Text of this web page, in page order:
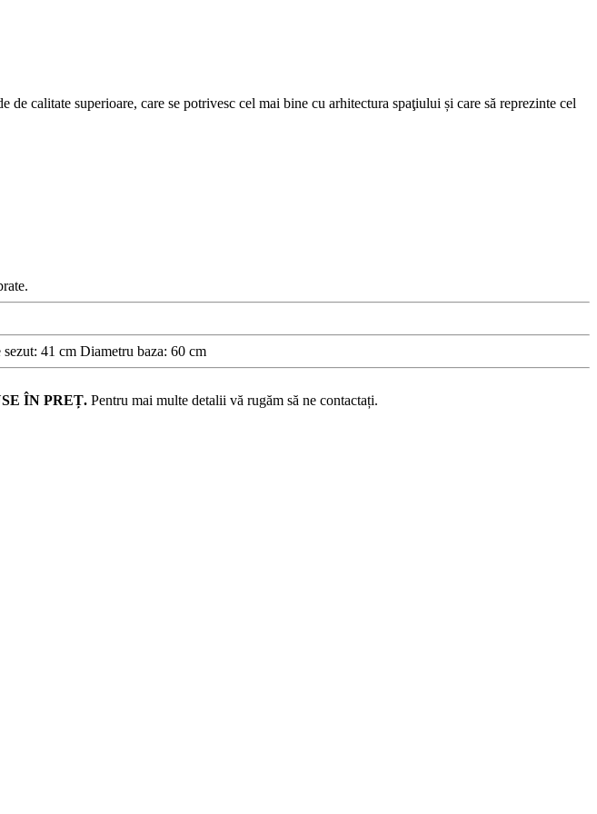
calitate superioare, care se potrivesc cel mai bine cu arhitectura spaţiului și care să reprezinte cel
41 cm Diametru baza: 60 cm
ÎN PREȚ. Pentru mai multe detalii vă rugăm să ne contactați.